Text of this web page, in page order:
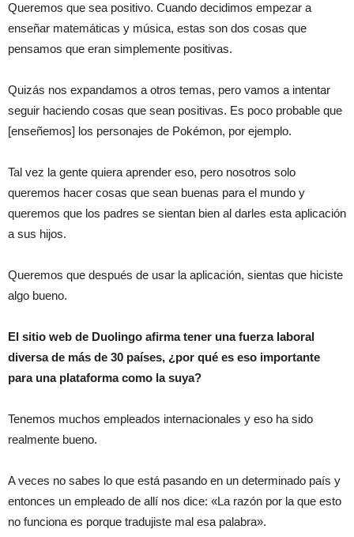
Queremos que sea positivo. Cuando decidimos empezar a
enseñar matemáticas y música, estas son dos cosas que
pensamos que eran simplemente positivas.
Quizás nos expandamos a otros temas, pero vamos a intentar
seguir haciendo cosas que sean positivas. Es poco probable que
[enseñemos] los personajes de Pokémon, por ejemplo.
Tal vez la gente quiera aprender eso, pero nosotros solo
queremos hacer cosas que sean buenas para el mundo y
queremos que los padres se sientan bien al darles esta aplicación
a sus hijos.
Queremos que después de usar la aplicación, sientas que hiciste
algo bueno.
El sitio web de Duolingo afirma tener una fuerza laboral
diversa de más de 30 países, ¿por qué es eso importante
para una plataforma como la suya?
Tenemos muchos empleados internacionales y eso ha sido
realmente bueno.
A veces no sabes lo que está pasando en un determinado país y
entonces un empleado de allí nos dice: «La razón por la que esto
no funciona es porque tradujiste mal esa palabra».